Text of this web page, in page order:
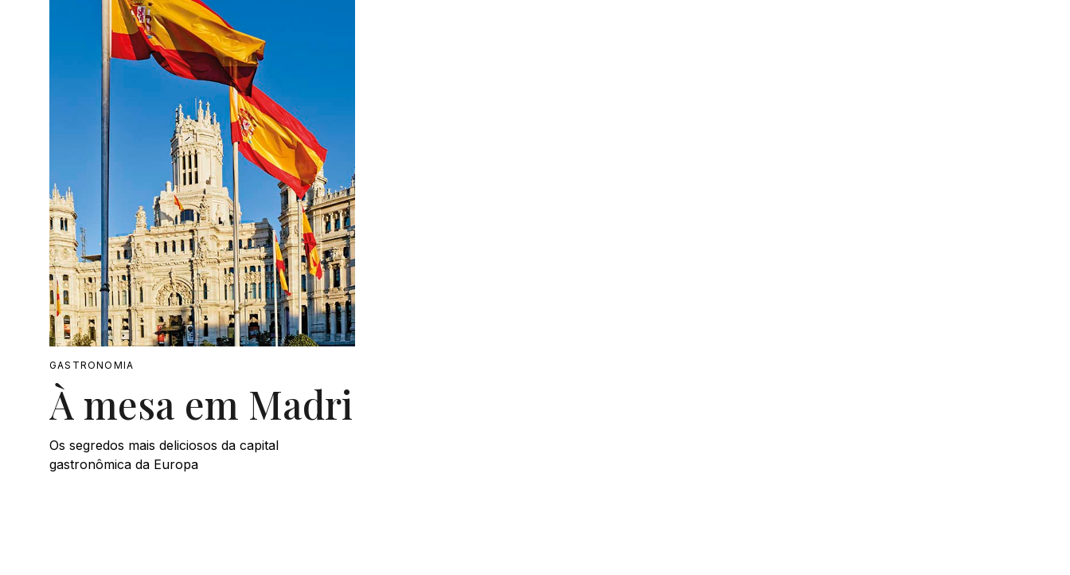
GASTRONOMIA
À mesa em Madri
Os segredos mais deliciosos da capital
gastronômica da Europa